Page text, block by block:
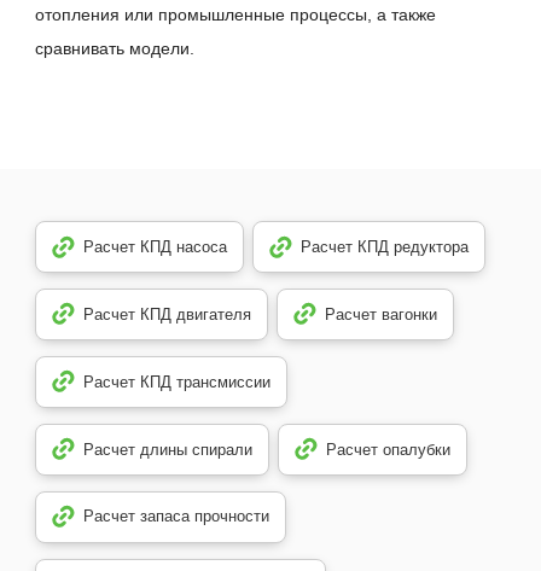
отопления или промышленные процессы, а также
сравнивать модели.
Расчет КПД насоса Расчет КПД редуктора
Расчет КПД двигателя Расчет вагонки
Расчет КПД трансмиссии
Расчет длины спирали Расчет опалубки
Расчет запаса прочности